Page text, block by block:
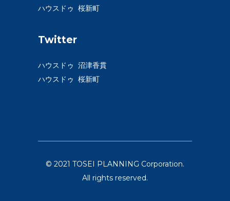
ハウスドゥ 桜新町
Twitter
ハウスドゥ 沼津香貫
ハウスドゥ 桜新町
© 2021 TOSEI PLANNING Corporation.
All rights reserved.